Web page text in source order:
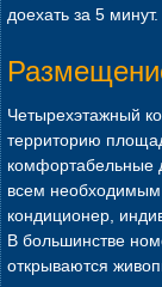
доехать за 5 минут.
Четырехэтажный
территорию
комфортабельные
всем необходимым
кондиционер,
В большинстве
открываются